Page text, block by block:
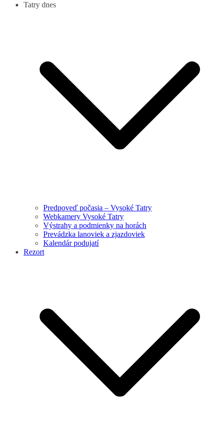
Tatry dnes
Predpoveď počasia – Vysoké Tatry
Webkamery Vysoké Tatry
Výstrahy a podmienky na horách
Prevádzka lanoviek a zjazdoviek
Kalendár podujatí
Rezort